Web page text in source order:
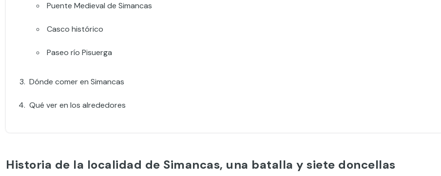
Puente Medieval de Simancas
Casco histórico
Paseo río Pisuerga
Dónde comer en Simancas
Qué ver en los alrededores
Historia de la localidad de Simancas, una batalla y siete doncellas